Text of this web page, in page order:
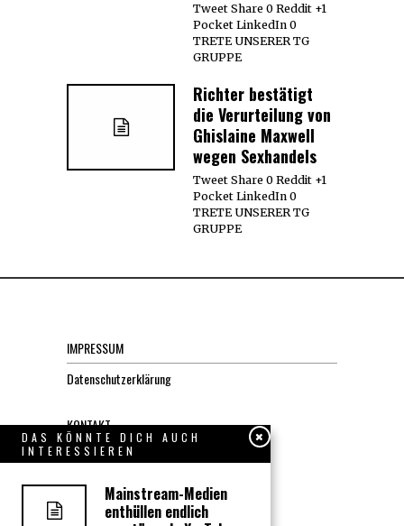
Tweet Share 0 Reddit +1
Pocket LinkedIn 0
TRETE UNSERER TG
GRUPPE
Richter bestätigt
die Verurteilung von
Ghislaine Maxwell
wegen Sexhandels
Tweet Share 0 Reddit +1
Pocket LinkedIn 0
TRETE UNSERER TG
GRUPPE
IMPRESSUM
Datenschutzerklärung
KONTAKT
Über uns, den “Wächter”
DAS KÖNNTE DICH AUCH
INTERESSIEREN
Mainstream-Medien
enthüllen endlich